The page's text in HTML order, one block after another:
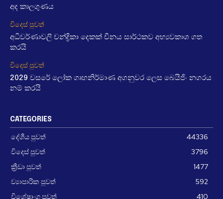
අද කාලගුණය
විදෙස් පුවත්
අධිවර්ණාවලි චන්ද්‍රිකා දෙකක් චීනය සාර්ථකව අභ්‍යවකාශ ගත
කරයි
විදෙස් පුවත්
2029 වසරේ ලෝක ගෘහනිර්මාණ අගනුවර ලෙස බෙයිජිං නගරය
නම් කරයි
CATEGORIES
දේශීය පුවත්
44336
විදෙස් පුවත්
3796
ක්‍රීඩා පුවත්
1477
ව්‍යාපාරික පුවත්
592
විශේෂාංග පුවත්
410